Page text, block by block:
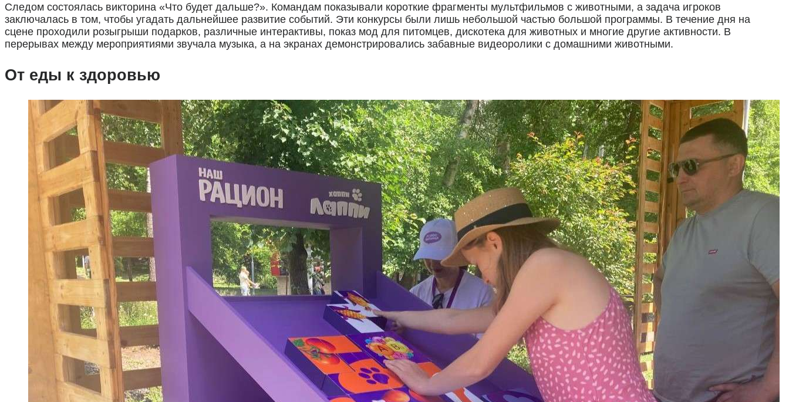
Следом состоялась викторина «Что будет дальше?». Командам показывали короткие фрагменты мультфильмов с животными, а задача игроков
заключалась в том, чтобы угадать дальнейшее развитие событий. Эти конкурсы были лишь небольшой частью большой программы. В течение дня на
сцене проходили розыгрыши подарков, различные интерактивы, показ мод для питомцев, дискотека для животных и многие другие активности. В
перерывах между мероприятиями звучала музыка, а на экранах демонстрировались забавные видеоролики с домашними животными.
От еды к здоровью